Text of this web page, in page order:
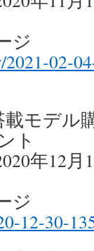
ジ
2021-02-
載モデル
ト
年12月
ジ
12-30-